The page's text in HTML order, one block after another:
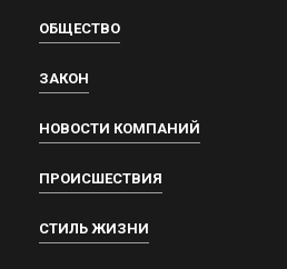
ОБЩЕСТВО
ЗАКОН
НОВОСТИ КОМПАНИЙ
ПРОИСШЕСТВИЯ
СТИЛЬ ЖИЗНИ